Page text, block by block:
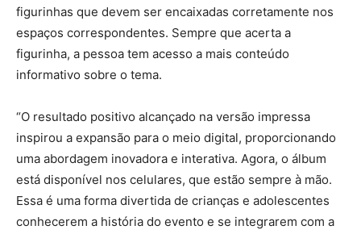
figurinhas que devem ser encaixadas corretamente nos
espaços correspondentes. Sempre que acerta a
figurinha, a pessoa tem acesso a mais conteúdo
informativo sobre o tema.
“O resultado positivo alcançado na versão impressa
inspirou a expansão para o meio digital, proporcionando
uma abordagem inovadora e interativa. Agora, o álbum
está disponível nos celulares, que estão sempre à mão.
Essa é uma forma divertida de crianças e adolescentes
conhecerem a história do evento e se integrarem com a